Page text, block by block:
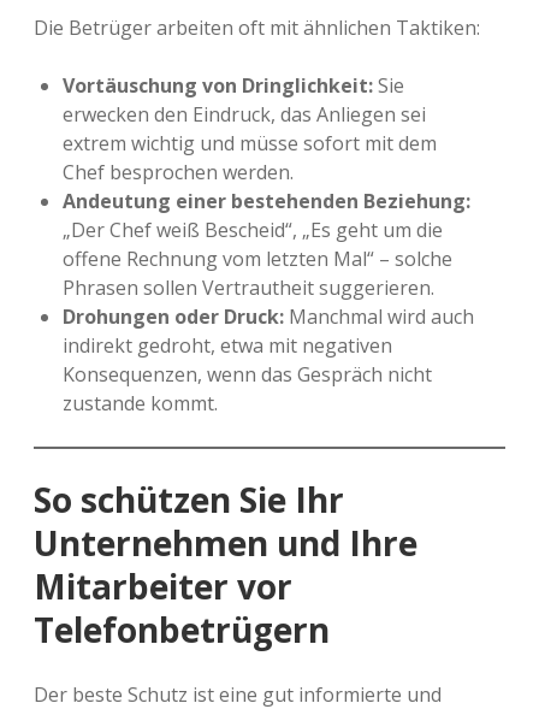
Die Betrüger arbeiten oft mit ähnlichen Taktiken:
Vortäuschung von Dringlichkeit:Sie
erwecken den Eindruck, das Anliegen sei
extrem wichtig und müsse sofort mit dem
Chef besprochen werden.
Andeutung einer bestehenden Beziehung:
„Der Chef weiß Bescheid“, „Es geht um die
offene Rechnung vom letzten Mal“ – solche
Phrasen sollen Vertrautheit suggerieren.
Drohungen oder Druck: Manchmal wird auch
indirekt gedroht, etwa mit negativen
Konsequenzen, wenn das Gespräch nicht
zustande kommt.
So schützen Sie Ihr
Unternehmen und Ihre
Mitarbeiter vor
Telefonbetrügern
Der beste Schutz ist eine gut informierte und